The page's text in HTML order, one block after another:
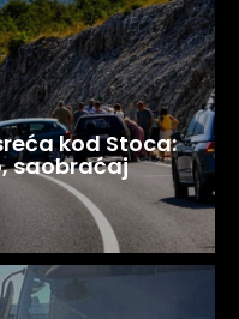
kod Stoca:
saobraćaj